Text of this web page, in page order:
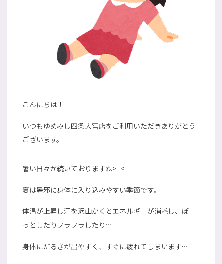
こんにちは！
いつもゆめみし四条大宮店をご利用いただきありがとう
ございます。
暑い日々が続いておりますね>_<
夏は暑邪に身体に入り込みやすい季節です。
体温が上昇し汗を沢山かくとエネルギーが消耗し、ぼー
っとしたりフラフラしたり…
身体にだるさが出やすく、すぐに疲れてしまいます…